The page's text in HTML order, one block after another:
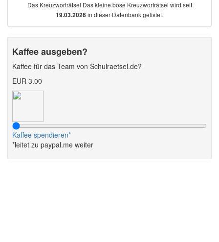
Das Kreuzworträtsel Das kleine böse Kreuzworträtsel wird seit
19.03.2026 in dieser Datenbank gelistet.
Kaffee ausgeben?
Kaffee für das Team von Schulraetsel.de?
EUR 3.00
Kaffee spendieren*
*leitet zu paypal.me weiter